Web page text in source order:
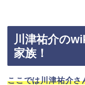
川津祐介の
家族！
ここでは川津祐介